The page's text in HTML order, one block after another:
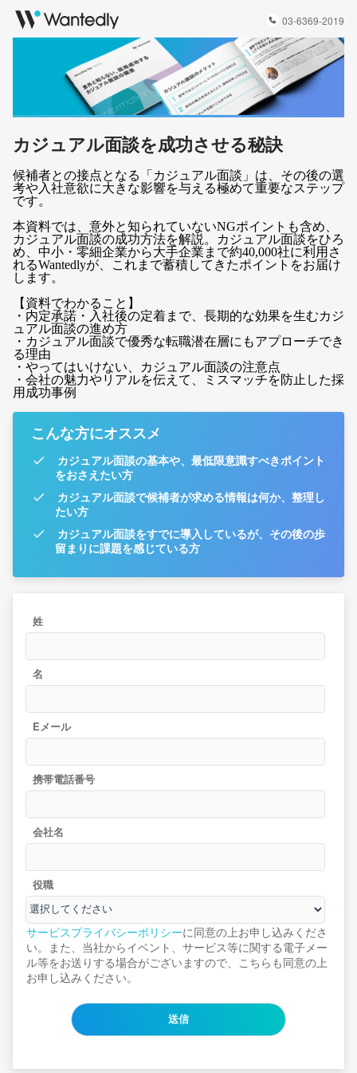
03-6369-2019
カジュアル面談を成功させる秘訣
候補者との接点となる「カジュアル面談」は、その後の選
考や入社意欲に大きな影響を与える極めて重要なステップ
です。
本資料では、意外と知られていないNGポイントも含め、
カジュアル面談の成功方法を解説。カジュアル面談をひろ
め、中小・零細企業から大手企業まで約40,000社に利用さ
れるWantedlyが、これまで蓄積してきたポイントをお届け
します。
【資料でわかること】
・内定承諾・入社後の定着まで、長期的な効果を生むカジ
ュアル面談の進め方
・カジュアル面談で優秀な転職潜在層にもアプローチでき
る理由
・やってはいけない、カジュアル面談の注意点
・会社の魅力やリアルを伝えて、ミスマッチを防止した採
用成功事例
こんな方にオススメ
カジュアル面談の基本や、最低限意識すべきポイント
をおさえたい方
カジュアル面談で候補者が求める情報は何か、整理し
たい方
カジュアル面談をすでに導入しているが、その後の歩
留まりに課題を感じている方
姓
名
Eメール
携帯電話番号
会社名
役職
サービスプライバシーポリシーに同意の上お申し込みくださ
い。また、当社からイベント、サービス等に関する電子メー
ル等をお送りする場合がございますので、こちらも同意の上
お申し込みください。